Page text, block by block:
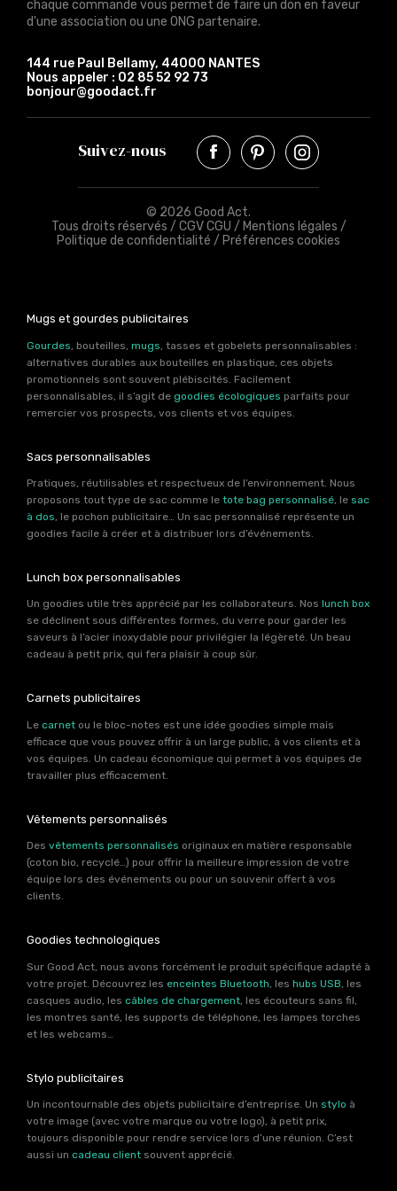
chaque commande vous permet de faire un don en faveur
d'une association ou une ONG partenaire.
144 rue Paul Bellamy, 44000 NANTES
Nous appeler : 02 85 52 92 73
bonjour@goodact.fr
Suivez-nous
© 2026 Good Act.
Tous droits réservés / CGV CGU / Mentions légales /
Politique de confidentialité / Préférences cookies
Mugs et gourdes publicitaires
Gourdes , bouteilles, mugs , tasses et gobelets personnalisables :
alternatives durables aux bouteilles en plastique, ces objets
promotionnels sont souvent plébiscités. Facilement
personnalisables, il s’agit de goodies écologiques parfaits pour
remercier vos prospects, vos clients et vos équipes.
Sacs personnalisables
Pratiques, réutilisables et respectueux de l’environnement. Nous
proposons tout type de sac comme le tote bag personnalisé, le sac
à dos, le pochon publicitaire… Un sac personnalisé représente un
goodies facile à créer et à distribuer lors d’événements.
Lunch box personnalisables
Un goodies utile très apprécié par les collaborateurs. Nos lunch box
se déclinent sous différentes formes, du verre pour garder les
saveurs à l’acier inoxydable pour privilégier la légèreté. Un beau
cadeau à petit prix, qui fera plaisir à coup sûr.
Carnets publicitaires
Le carnet ou le bloc-notes est une idée goodies simple mais
efficace que vous pouvez offrir à un large public, à vos clients et à
vos équipes. Un cadeau économique qui permet à vos équipes de
travailler plus efficacement.
Vêtements personnalisés
Des vêtements personnalisés originaux en matière responsable
(coton bio, recyclé…) pour offrir la meilleure impression de votre
équipe lors des événements ou pour un souvenir offert à vos
clients.
Goodies technologiques
Sur Good Act, nous avons forcément le produit spécifique adapté à
votre projet. Découvrez les enceintes Bluetooth , les hubs USB , les
casques audio, les câbles de chargement , les écouteurs sans fil,
les montres santé, les supports de téléphone, les lampes torches
et les webcams…
Stylo publicitaires
Un incontournable des objets publicitaire d’entreprise. Un stylo à
votre image (avec votre marque ou votre logo), à petit prix,
toujours disponible pour rendre service lors d’une réunion. C’est
aussi un cadeau client souvent apprécié.